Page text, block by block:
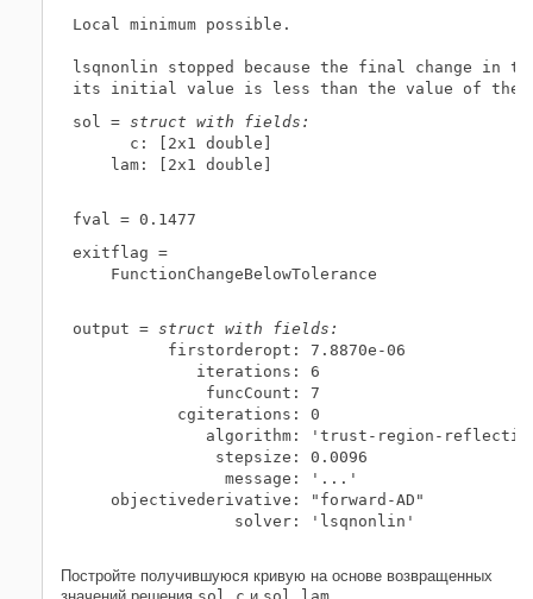
Local minimum possible.
lsqnonlin stopped because the final change in
sol = struct with fields:
      c: [2x1 double]
    lam: [2x1 double]
exitflag =
    FunctionChangeBelowTolerance
output = struct with fields:
          firstorderopt: 7.8870e-06
             iterations: 6
              funcCount: 7
           cgiterations: 0
algorithm: 'trust-region-
               stepsize: 0.0096
                message: '...'
    objectivederivative: "forward-AD"
                 solver: 'lsqnonlin'
Постройте получившуюся кривую на основе возвращенных
значений решения sol.c и sol.lam